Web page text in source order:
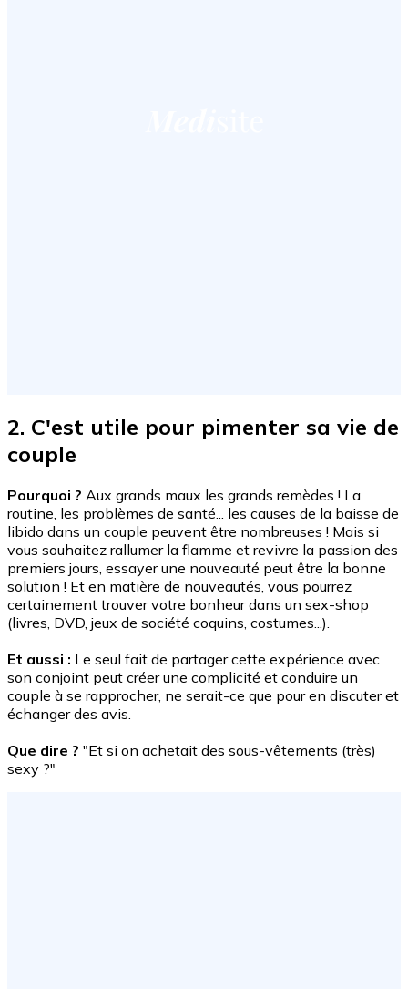
2. C'est utile pour pimenter sa vie de
couple
Pourquoi ? Aux grands maux les grands remèdes ! La
routine, les problèmes de santé... les causes de la baisse de
libido dans un couple peuvent être nombreuses ! Mais si
vous souhaitez rallumer la flamme et revivre la passion des
premiers jours, essayer une nouveauté peut être la bonne
solution ! Et en matière de nouveautés, vous pourrez
certainement trouver votre bonheur dans un sex-shop
(livres, DVD, jeux de société coquins, costumes...).
Et aussi : Le seul fait de partager cette expérience avec
son conjoint peut créer une complicité et conduire un
couple à se rapprocher, ne serait-ce que pour en discuter et
échanger des avis.
Que dire ? "Et si on achetait des sous-vêtements (très)
sexy ?"